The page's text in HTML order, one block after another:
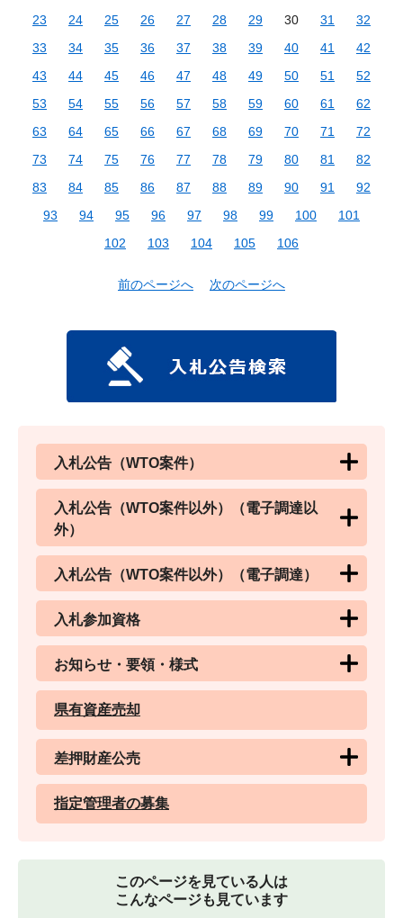
23
24 25 26 27 28 29 30 31
32
33
34 35 36 37 38 39 40 41
42
43
44 45 46 47 48 49 50 51
52
53
54 55 56 57 58 59 60 61
62
63
64 65 66 67 68 69 70 71
72
73
74 75 76 77 78 79 80 81
82
83
84 85 86 87 88 89 90 91
92
93
94 95 96 97 98 99 100
101
102
103 104 105 106
前のページへ 次のページへ
入札公告（WTO案件）
入札公告（WTO案件以外）（電子調達以
外）
入札公告（WTO案件以外）（電子調達）
入札参加資格
お知らせ・要領・様式
県有資産売却
差押財産公売
指定管理者の募集
このページを見ている人は
こんなページも見ています